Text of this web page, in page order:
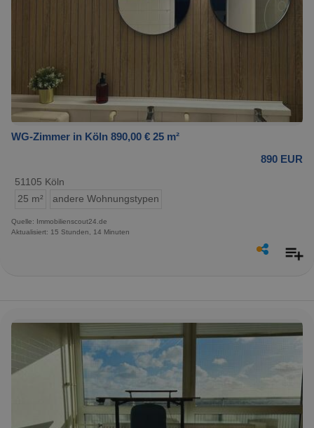
WG-Zimmer in Köln 890,00 € 25 m²
890 EUR
51105 Köln
25 m²
andere Wohnungstypen
Quelle: Immobilienscout24.de
Aktualisiert: 15 Stunden, 14 Minuten